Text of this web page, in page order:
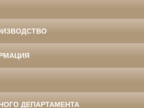
ДЕПАРТАМЕНТА